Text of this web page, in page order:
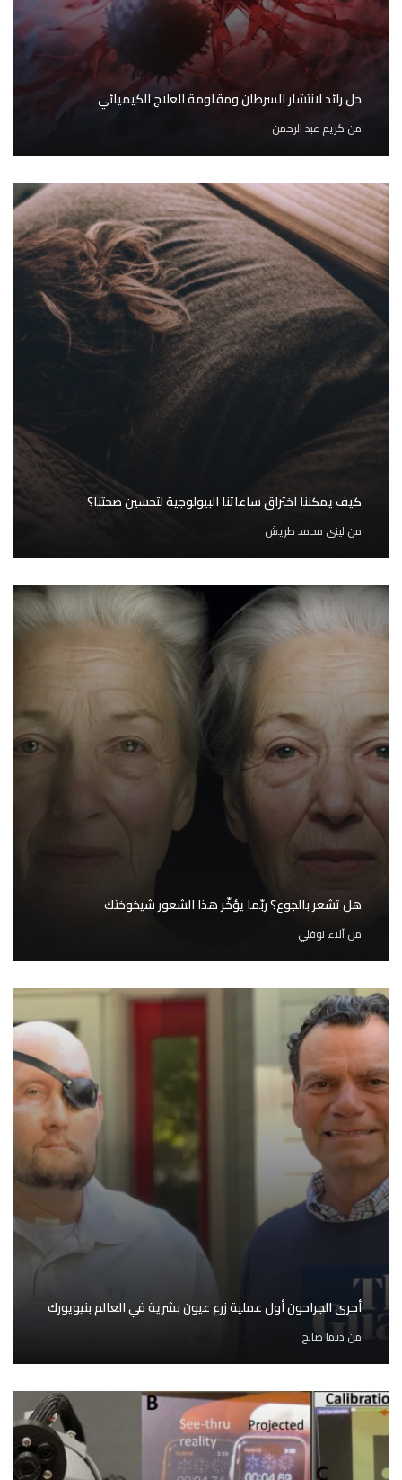
حل رائد لانتشار السرطان ومقاومة العلاج الكيميائي
من كريم عبد الرحمن
كيف يمكننا اختراق ساعاتنا البيولوجية لتحسين صحتنا؟
من لينى محمد طريش
هل تشعر بالجوع؟ ربّما يؤخّر هذا الشعور شيخوختك
منآلاء نوفلي
أجرى الجراحون أول عملية زرع عيون بشرية في العالم بنيويورك
من ديما صالح